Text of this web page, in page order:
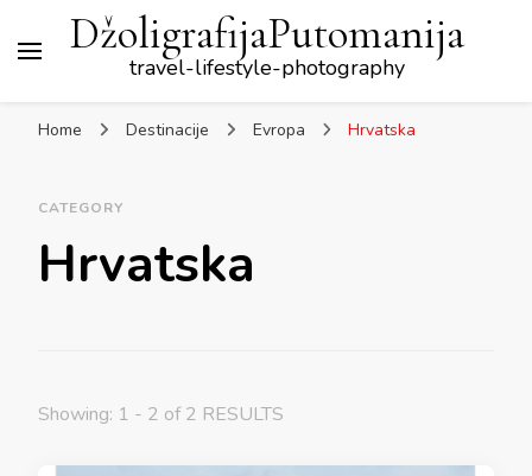
DžoligrafijaPutomanija
travel-lifestyle-photography
Home Destinacije Evropa Hrvatska
CATEGORY
Hrvatska
Showing: 1 - 2 of 2 RESULTS